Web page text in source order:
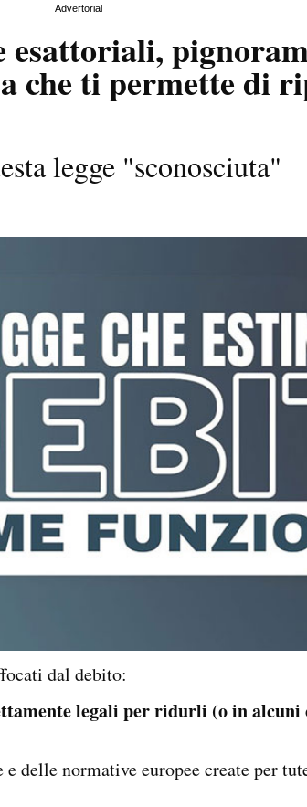
Advertorial
esattoriali,
che ti permette di
legge "sconosciuta"
dal debito:
legali per ridurli (o in
delle normative europee create per